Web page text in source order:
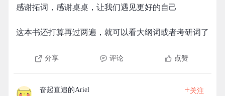
感谢拓词，感谢桌桌，让我们遇见更好的自己
这本书还打算再过两遍，就可以看大纲词或者考研词了
分享 评论 点赞
奋起直追的Ariel +关注